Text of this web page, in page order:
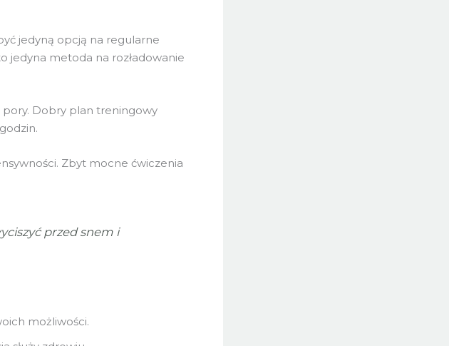
jedyną opcją na regularne
jedyna metoda na rozładowanie
pory. Dobry plan treningowy
Zbyt mocne ćwiczenia
przed snem i
możliwości.